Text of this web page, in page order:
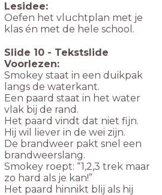
Lesidee:
Oefen het vluchtplan met je
klas én met de hele school.
Slide 10 - Tekstslide
Voorlezen:
Smokey staat in een duikpak
langs de waterkant.
Een paard staat in het water
vlak bij de rand.
Het paard vindt dat niet fijn.
Hij wil liever in de wei zijn.
De brandweer pakt snel een
brandweerslang.
Smokey roept: “1,2,3 trek maar
zo hard als je kan!”
Het paard hinnikt blij als hij